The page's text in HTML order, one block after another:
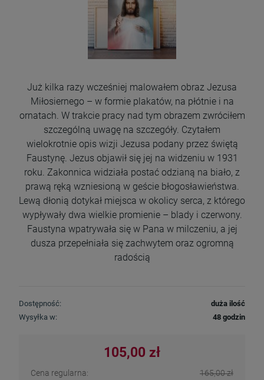
Już kilka razy wcześniej malowałem obraz Jezusa
Miłosiernego – w formie plakatów, na płótnie i na
ornatach. W trakcie pracy nad tym obrazem zwróciłem
szczególną uwagę na szczegóły. Czytałem
wielokrotnie opis wizji Jezusa podany przez świętą
Faustynę. Jezus objawił się jej na widzeniu w 1931
roku. Zakonnica widziała postać odzianą na biało, z
prawą ręką wzniesioną w geście błogosławieństwa.
Lewą dłonią dotykał miejsca w okolicy serca, z którego
wypływały dwa wielkie promienie – blady i czerwony.
Faustyna wpatrywała się w Pana w milczeniu, a jej
dusza przepełniała się zachwytem oraz ogromną
radością
Dostępność:
duża ilość
Wysyłka w:
48 godzin
105,00 zł
Cena regularna:
165,00 zł